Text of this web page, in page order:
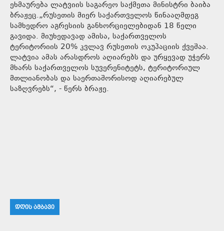
ეხმაურება ლატვიის საგარეო საქმეთა მინისტრი ბაიბა
ბრაჟეც.„რუსეთის მიერ საქართველოს წინააღმდეგ
სამხედრო აგრესიის განხორციელებიდან 18 წელი
გავიდა. მიუხედავად ამისა, საქართველოს
ტერიტორიის 20% კვლავ რუსეთის ოკუპაციის ქვეშაა.
ლატვია ამას არასდროს აღიარებს და ურყევად უჭერს
მხარს საქართველოს სუვერენიტეტს, ტერიტორიულ
მთლიანობას და საერთაშორისოდ აღიარებულ
საზღვრებს“, - წერს ბრაჟე.
ᲓᲦᲘᲡ ᲐᲛᲑᲐᲕᲘ